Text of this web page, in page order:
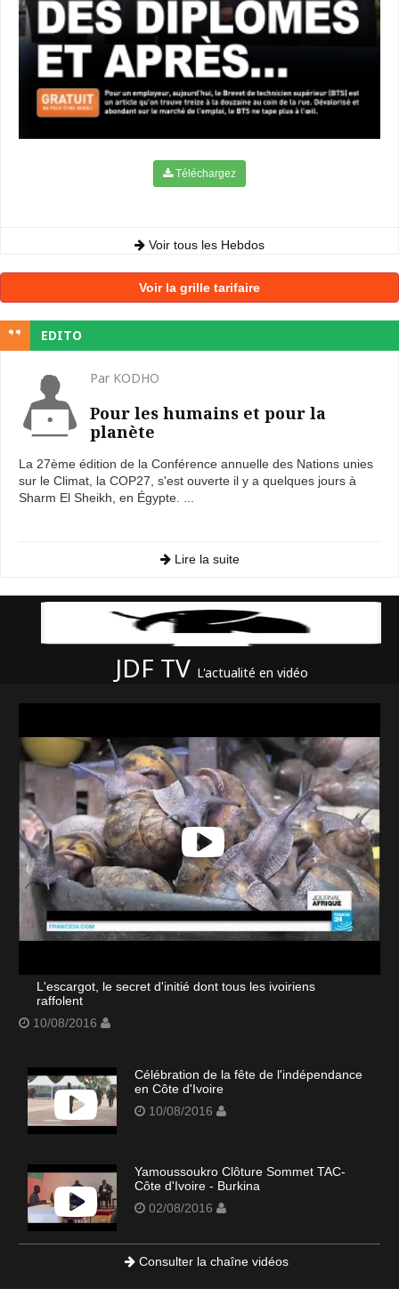
Téléchargez
Voir tous les Hebdos
Voir la grille tarifaire
EDITO
Par KODHO
Pour les humains et pour la
planète
La 27ème édition de la Conférence annuelle des Nations unies
sur le Climat, la COP27, s'est ouverte il y a quelques jours à
Sharm El Sheikh, en Égypte. ...
Lire la suite
JDF TV L'actualité en vidéo
L'escargot, le secret d'initié dont tous les ivoiriens
raffolent
10/08/2016
Célébration de la fête de l'indépendance
en Côte d'Ivoire
10/08/2016
Yamoussoukro Clôture Sommet TAC-
Côte d'Ivoire - Burkina
02/08/2016
Consulter la chaîne vidéos